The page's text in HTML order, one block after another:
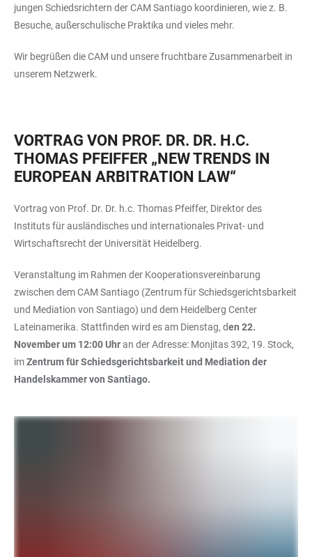
jungen Schiedsrichtern der CAM Santiago koordinieren, wie z. B.
Besuche, außerschulische Praktika und vieles mehr.
Wir begrüßen die CAM und unsere fruchtbare Zusammenarbeit in
unserem Netzwerk.
VORTRAG VON PROF. DR. DR. H.C.
THOMAS PFEIFFER „NEW TRENDS IN
EUROPEAN ARBITRATION LAW“
Vortrag von Prof. Dr. Dr. h.c. Thomas Pfeiffer, Direktor des
Instituts für ausländisches und internationales Privat- und
Wirtschaftsrecht der Universität Heidelberg.
Veranstaltung im Rahmen der Kooperationsvereinbarung
zwischen dem CAM Santiago (Zentrum für Schiedsgerichtsbarkeit
und Mediation von Santiago) und dem Heidelberg Center
Lateinamerika. Stattfinden wird es am Dienstag, den 22.
November um 12:00 Uhran der Adresse: Monjitas 392, 19. Stock,
imZentrum für Schiedsgerichtsbarkeit und Mediation der
Handelskammer von Santiago.